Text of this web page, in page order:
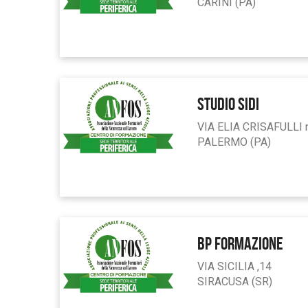
STUDIO SIDI
VIA ELIA CRISAFULLI
PALERMO (PA)
BP FORMAZIONE
VIA SICILIA ,14
SIRACUSA (SR)